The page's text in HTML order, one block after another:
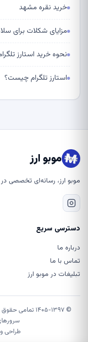
خرید نقره مشهد
مزایای شکلات برای
نحوه خرید استارز
استارز تلگرام چیست؟
موبو ارز
موبو ارز، رسانه‌ای تخصصی
دسترسی سریع
درباره ما
تماس با ما
تبلیغات در موبو ارز
© ۱۴۰۵-۱۳۹۷
طراحی